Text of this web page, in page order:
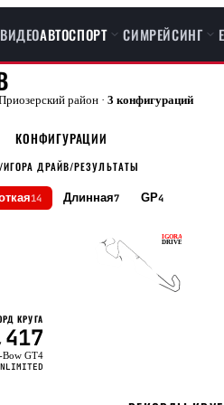
ВИДЕОАВТОСПОРТ СИМРЕЙСИНГ
район · 3 конфигураций
КОНФИГУРАЦИИ
/ИГОРА ДРАЙВ/РЕЗУЛЬТАТЫ
14 Длинная7 GP4
КРУГА
Bow GT4